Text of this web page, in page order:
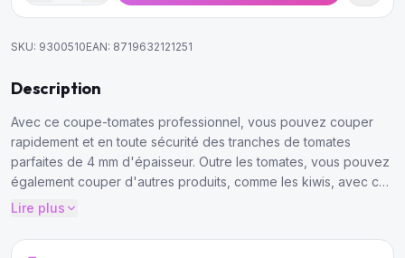
SKU: 9300510EAN: 8719632121251
Description
Avec ce coupe-tomates professionnel, vous pouvez couper
rapidement et en toute sécurité des tranches de tomates
parfaites de 4 mm d'épaisseur. Outre les tomates, vous pouvez
également couper d'autres produits, comme les kiwis, avec ce
coupe-tomates.
Lire plus